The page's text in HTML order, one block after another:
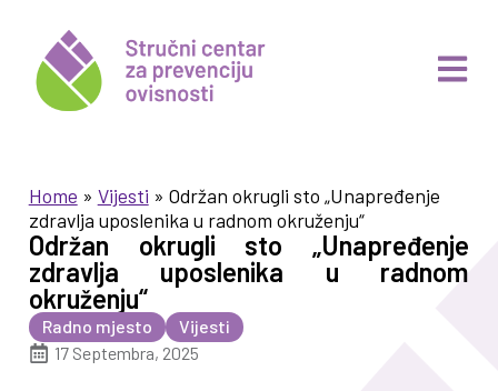
Home » Vijesti » Održan okrugli sto „Unapređenje
zdravlja uposlenika u radnom okruženju“
Održan okrugli sto „Unapređenje
zdravlja uposlenika u radnom
okruženju“
Radno mjesto
Vijesti
17 Septembra, 2025